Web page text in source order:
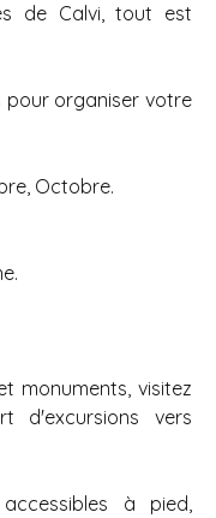
de Calvi, tout est
pour organiser votre
Octobre.
monuments, visitez
d'excursions vers
à pied,